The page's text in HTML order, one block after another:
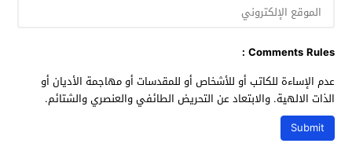
Comments Rules :
عدم الإساءة للكاتب أو للأشخاص أو للمقدسات أو مهاجمة الأديان أو
الذات الالهية. والابتعاد عن التحريض الطائفي والعنصري والشتائم.